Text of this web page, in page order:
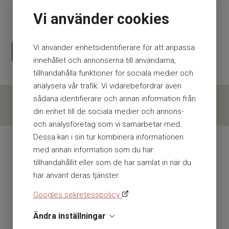
Vi använder cookies
Vi använder enhetsidentifierare för att anpassa
innehållet och annonserna till användarna,
tillhandahålla funktioner för sociala medier och
analysera vår trafik. Vi vidarebefordrar även
sådana identifierare och annan information från
din enhet till de sociala medier och annons-
och analysföretag som vi samarbetar med.
Dessa kan i sin tur kombinera informationen
med annan information som du har
tillhandahållit eller som de har samlat in när du
har använt deras tjänster.
Googles sekretesspolicy
Ändra inställningar
2 436 kr
KÖP
Inkl. moms/Exkl. moms
Org nr. 556112-0584